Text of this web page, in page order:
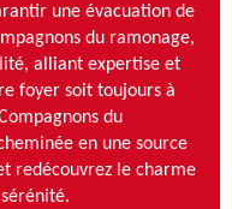
une évacuation de
du ramonage,
alliant expertise et
foyer soit toujours à
du
en une source
redécouvrez le charme